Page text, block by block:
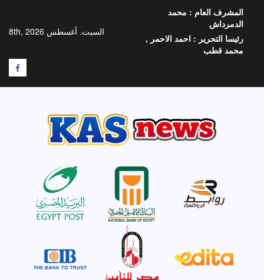
المحتوى
السبت. أغسطس 8th, 2026
المشرف العام : محمد
الدمرداش
رئيسا التحرير : احمد الاحمر ,
محمد قطب
F